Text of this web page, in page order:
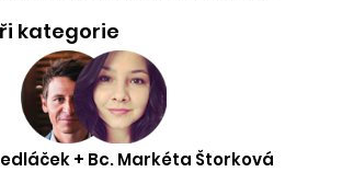
kategorie
+ Bc. Markéta Štorková